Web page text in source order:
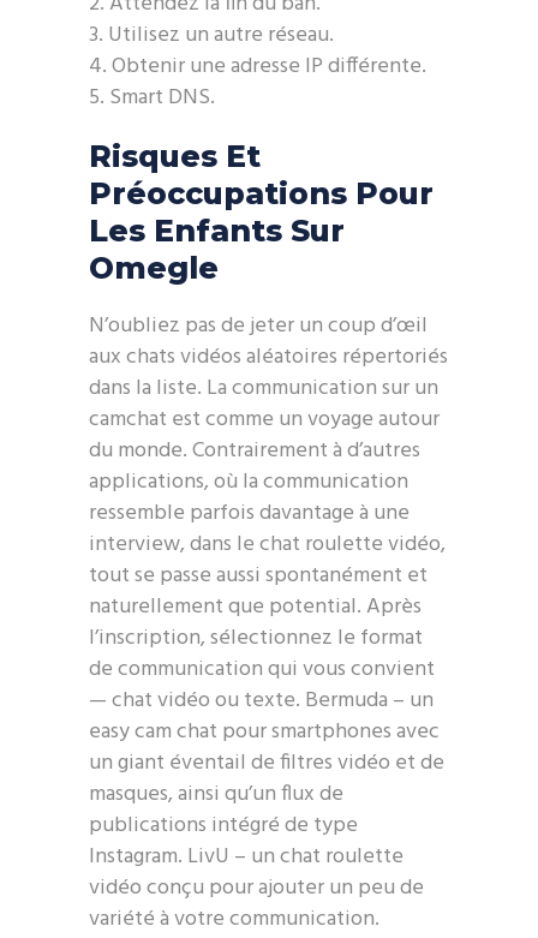
Utilisez un autre réseau.
Obtenir une adresse IP différente.
Smart DNS.
Risques Et
Préoccupations Pour
Les Enfants Sur
Omegle
N’oubliez pas de jeter un coup d’œil
aux chats vidéos aléatoires répertoriés
dans la liste. La communication sur un
camchat est comme un voyage autour
du monde. Contrairement à d’autres
applications, où la communication
ressemble parfois davantage à une
interview, dans le chat roulette vidéo,
tout se passe aussi spontanément et
naturellement que potential. Après
l’inscription, sélectionnez le format
de communication qui vous convient
— chat vidéo ou texte. Bermuda – un
easy cam chat pour smartphones avec
un giant éventail de filtres vidéo et de
masques, ainsi qu’un flux de
publications intégré de type
Instagram. LivU – un chat roulette
vidéo conçu pour ajouter un peu de
variété à votre communication.